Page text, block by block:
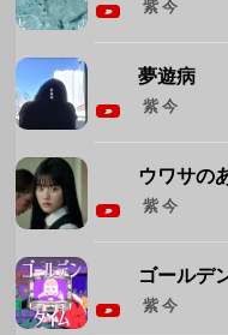
紫 今
ゴールデ
紫 今
◆
1 Brand New